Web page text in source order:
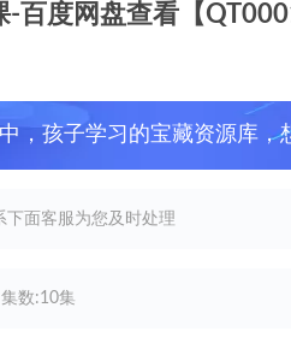
百度网盘查看【
，孩子学习的宝藏资源库，
下面客服为您及时处理
集数:10集